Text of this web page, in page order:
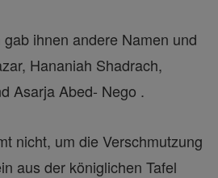
ihnen andere Namen und
Hananiah Shadrach,
Asarja Abed- Nego .
nicht, um die Verschmutzung
aus der königlichen Tafel